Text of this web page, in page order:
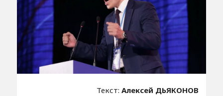
Текст:Алексей ДЬЯКОНОВ